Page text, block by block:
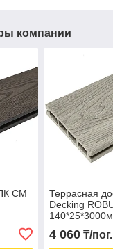
компании
CM
Террасная
Decking
4 060₸/